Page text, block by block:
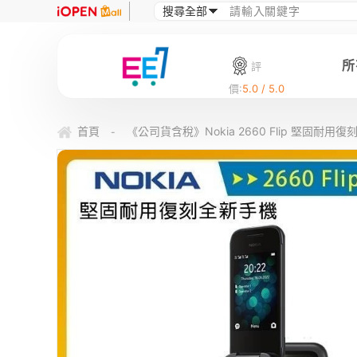
評
價:5.0 / 5.0
首頁 - 《公司貨含稅》Nokia 2660 Flip 堅固耐用復